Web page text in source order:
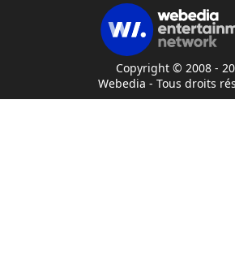
Copyright © 2008 -
Webedia - Tous droits